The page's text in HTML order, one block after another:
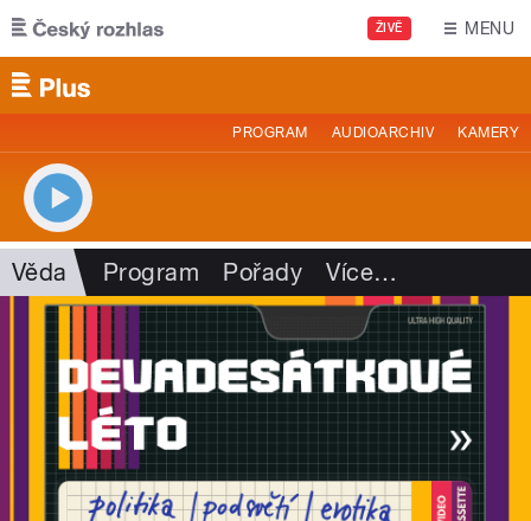
Přejít k hlavnímu obsahu
ŽIVĚ MENU
PROGRAM AUDIOARCHIV KAMERY
Věda Program Pořady Více…